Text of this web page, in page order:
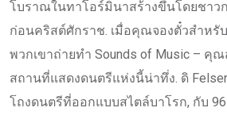
โบราณในทาโอร์มินาสร้างขึ้นโดยชาว
ก่อนคริสต์ศักราช. เมื่อคุณจองตั๋วสำหรับ
พวกเขาถ่ายทำ Sounds of Music – คุ
สถานที่แสดงดนตรีแห่งนี้น่าทึ่ง. ดิ
โถงดนตรีที่ออกแบบสไตล์บาโรก, กับ 96